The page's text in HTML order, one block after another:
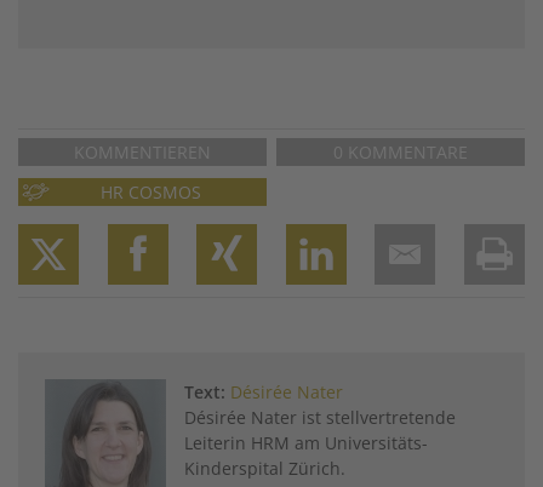
KOMMENTIEREN
0 KOMMENTARE
HR COSMOS
TwitterFacebook
XINGLinkedIn
Email
Text: Désirée Nater
Désirée Nater ist stellvertretende
Leiterin HRM am Universitäts-
Kinderspital Zürich.